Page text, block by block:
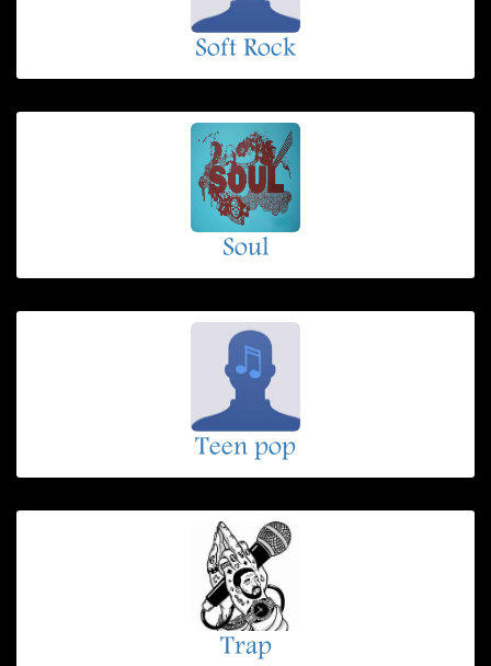
Soft Rock
Soul
Teen pop
Trap